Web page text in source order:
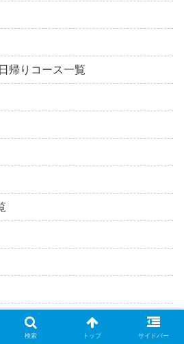
帰りコース一覧
検索 トップ サイドバー